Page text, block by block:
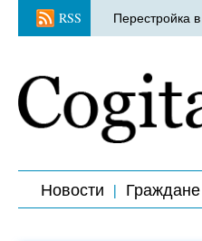
RSS Перестройка
Новости Граждане